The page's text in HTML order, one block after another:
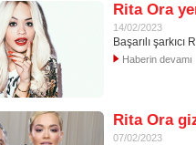
Rita Ora
14/02/2023
Başarılı
Haberin devamı
Rita Ora
07/02/2023